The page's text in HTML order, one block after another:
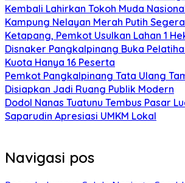
Kembali Lahirkan Tokoh Muda
Kampung Nelayan Merah Putih
Ketapang, Pemkot Usulkan Lahan 1
Disnaker Pangkalpinang Buka
Kuota Hanya 16 Peserta
Pemkot Pangkalpinang Tata Ulang
Disiapkan Jadi Ruang Publik Modern
Dodol Nanas Tuatunu Tembus Pasar
Saparudin Apresiasi UMKM Lokal
Navigasi pos